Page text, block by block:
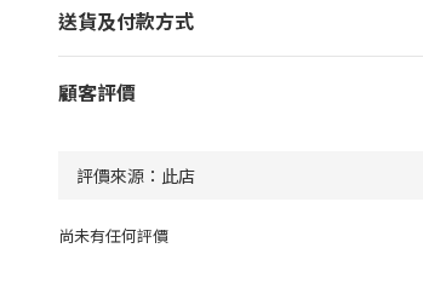
送貨及付款方式
顧客評價
尚未有任何評價